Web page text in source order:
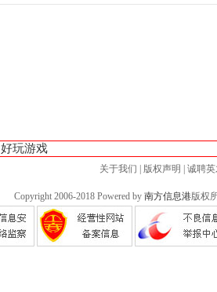
好玩游戏
关于我们 版权声明 诚聘
Copyright 2006-2018 Powered by 南方信息港版权